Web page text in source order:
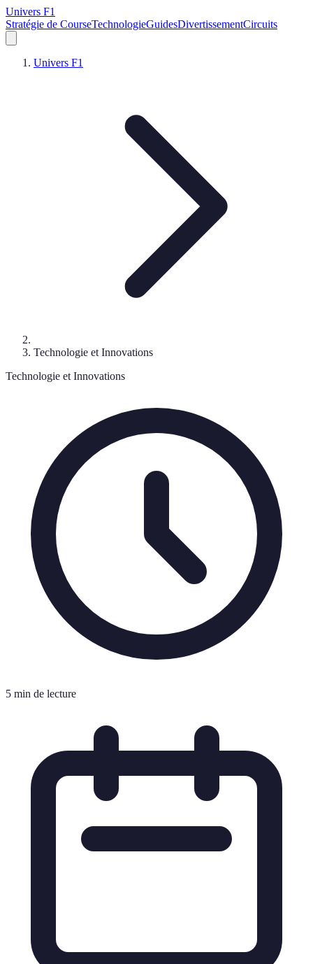
Univers F1
Stratégie de CourseTechnologieGuidesDivertissementCircuits
Univers F1
Technologie et Innovations
Technologie et Innovations
5 min de lecture